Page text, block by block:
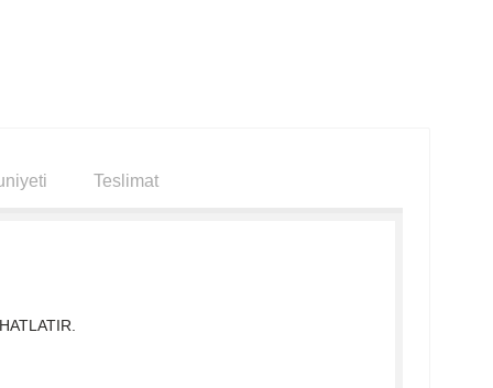
Teslimat